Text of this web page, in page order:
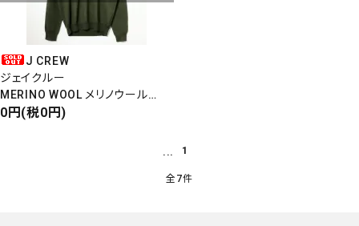
J CREW
ジェイクルー
MERINO WOOL メリノウール
V-NECK KNIT Vネックニット
0円(税0円)
... 1
全7件